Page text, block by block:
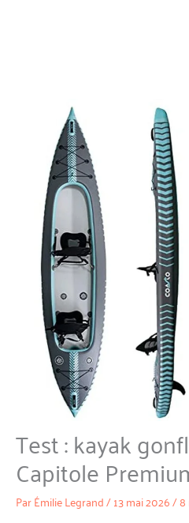
Test : kayak
Capitole
ParÉmilie Legrand/13 mai 2026/8